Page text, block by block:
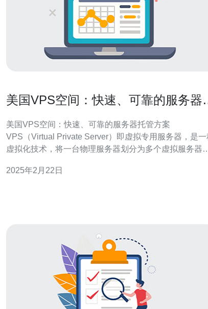
美国VPS空间：快速、可靠的服务器
美国VPS空间：快速、可靠的服务器托管方案
VPS（Virtual Private Server）即虚拟专用服务器，是一
虚拟化技术，将一台物理服务器划分为多个虚拟服务器
是全球最大的互联网市场之一，拥有世界上最先进的网络
2025年2月22日